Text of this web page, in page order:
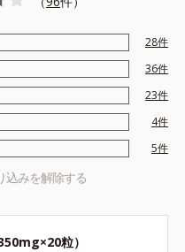
28件
36件
23件
4件
5件
込みを解除する
粒）